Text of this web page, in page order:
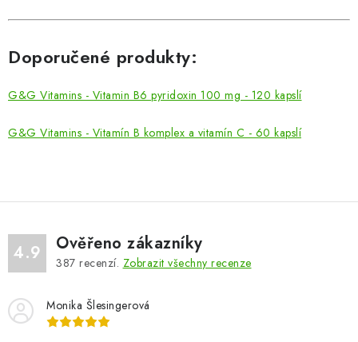
Doporučené produkty:
G&G Vitamins - Vitamin B6 pyridoxin 100 mg - 120 kapslí
G&G Vitamins - Vitamín B komplex a vitamín C - 60 kapslí
4.9 Ověřeno zákazníky
387 recenzí. Zobrazit všechny recenze
Monika Šlesingerová